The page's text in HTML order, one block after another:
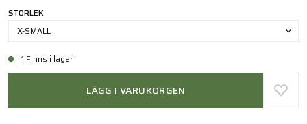
STORLEK
X-SMALL
1 Finns i lager
LÄGG I VARUKORGEN